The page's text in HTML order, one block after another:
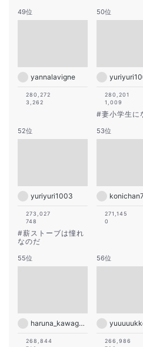
49位
yannalavigne
280,272
3,262
50位
280,201
1,009
#妻小学生に
52位
yuriyuri1003
273,027
748
#薪ストーブは憧れ
なのだ
53位
271,145
0
55位
haruna_kawaguchi_official
268,844
56位
266,986